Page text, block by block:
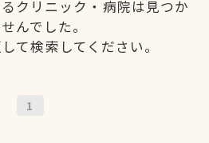
クリニック・病院は見つか
んでした。
て検索してください。
1